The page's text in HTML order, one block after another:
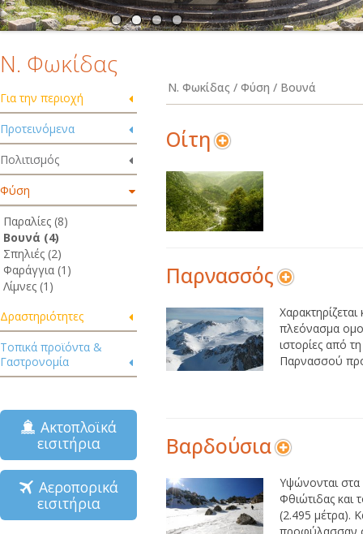
Ν. Φωκίδας
Για την περιοχή
Προτεινόμενα
Πολιτισμός
Φύση
Παραλίες (8)
Βουνά (4)
Σπηλιές (2)
Φαράγγια (1)
Λίμνες (1)
Δραστηριότητες
Τοπικά προϊόντα &
Γαστρονομία
Ακτοπλοϊκά
εισιτήρια
Αεροπορικά
εισιτήρια
Ν. Φωκίδας / Φύση / Βουνά
Οίτη
Παρνασσός
πλεόνασμα
ιστορίες από
Παρνασσού
Βαρδούσια
Υψώνονται
Φθιώτιδας και
(2.495 μέτρα).